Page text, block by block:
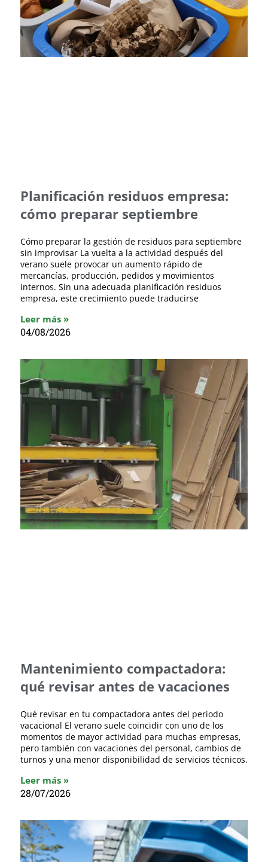
Planificación residuos empresa:
cómo preparar septiembre
Cómo preparar la gestión de residuos para septiembre
sin improvisar La vuelta a la actividad después del
verano suele provocar un aumento rápido de
mercancías, producción, pedidos y movimientos
internos. Sin una adecuada planificación residuos
empresa, este crecimiento puede traducirse
Leer más »
04/08/2026
Mantenimiento compactadora:
qué revisar antes de vacaciones
Qué revisar en tu compactadora antes del periodo
vacacional El verano suele coincidir con uno de los
momentos de mayor actividad para muchas empresas,
pero también con vacaciones del personal, cambios de
turnos y una menor disponibilidad de servicios técnicos.
Leer más »
28/07/2026